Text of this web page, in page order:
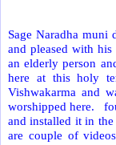
Sage Naradha muni
and pleased with
an elderly person
here at this holy
Vishwakarma and
worshipped here.
and installed it in
are couple of